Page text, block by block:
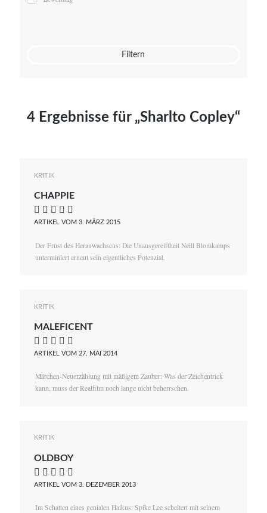
Mato von Vogelstein
Filtern
4 Ergebnisse für „Sharlto Copley“
KRITIK
CHAPPIE
    
ARTIKEL VOM 3. MÄRZ 2015
Der Frust des Heranwachsens: Die Unausgereiftheit Neill Blomkamps
unterminiert erneut sein eigentliches Potenzial.
KRITIK
MALEFICENT
    
ARTIKEL VOM 27. MAI 2014
Märchen-Neuerzählung mit mäßigem Zauber: Was der Zeichentrick
kann, muss der Realfilm noch lange nicht beherrschen.
KRITIK
OLDBOY
    
ARTIKEL VOM 3. DEZEMBER 2013
Im Schatten eines genialen Haikus: Spike Lee scheitert mit seinem